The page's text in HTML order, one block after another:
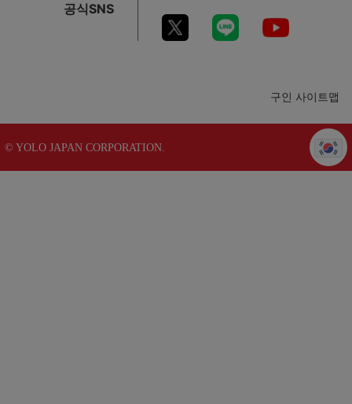
공식SNS
구인 사이트맵
© YOLO JAPAN CORPORATION.